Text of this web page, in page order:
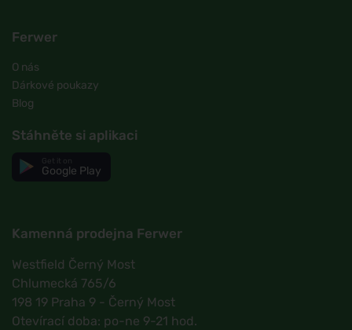
Ferwer
O nás
Dárkové poukazy
Blog
Stáhněte si aplikaci
Google Play
Kamenná prodejna Ferwer
Westfield Černý Most
Chlumecká 765/6
198 19 Praha 9 - Černý Most
Otevírací doba: po-ne 9-21 hod.